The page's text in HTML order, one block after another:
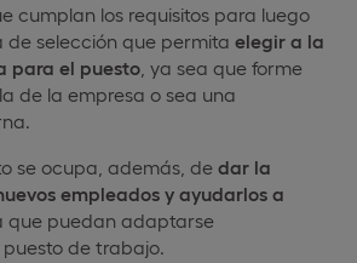
cumplan los requisitos para luego
de selección que permita elegir a la
para el puesto , ya sea que forme
de la empresa o sea una
se ocupa, además, de dar la
empleados y ayudarlos a
que puedan adaptarse
de trabajo.